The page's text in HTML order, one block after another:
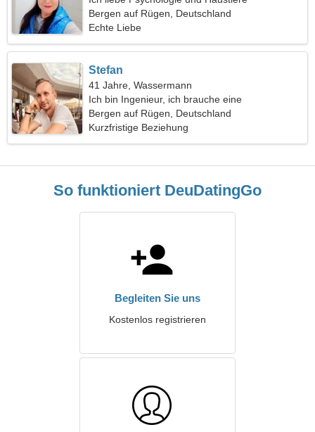
Bergen auf Rügen, Deutschland
Echte Liebe
Stefan
41 Jahre, Wassermann
Ich bin Ingenieur, ich brauche eine
verführerische Frau
Bergen auf Rügen, Deutschland
Kurzfristige Beziehung
So funktioniert DeuDatingGo
Begleiten Sie uns
Kostenlos registrieren